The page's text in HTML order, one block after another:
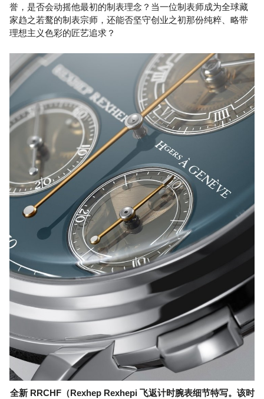
誉，是否会动摇他最初的制表理念？当一位制表师成为全球藏
家趋之若鹜的制表宗师，还能否坚守创业之初那份纯粹、略带
理想主义色彩的匠艺追求？
全新 RRCHF（Rexhep Rexhepi 飞返计时腕表细节特写。该时